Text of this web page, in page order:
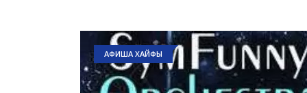
АФИША ХАЙФЫ